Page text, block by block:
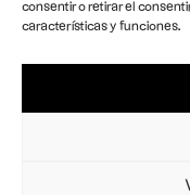
consentir o retirar el
características y funciones.
m
Avís legalPolitica de